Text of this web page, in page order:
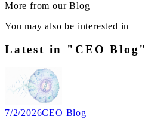
More from our Blog
You may also be interested in
Latest in "CEO Blog"
7/2/2026CEO Blog